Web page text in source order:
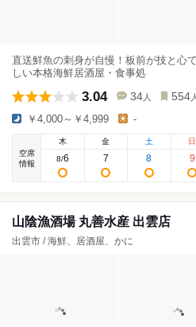
直送鮮魚の刺身が自慢！板前が技と心
しい本格海鮮居酒屋・食事処
3.04 34 人 554 人
￥4,000～￥4,999 -
空席
情報
木
8/6
金
7
土
8
日
9
山陰漁酒場 丸善水産 出雲店
出雲市 / 海鮮、居酒屋、かに